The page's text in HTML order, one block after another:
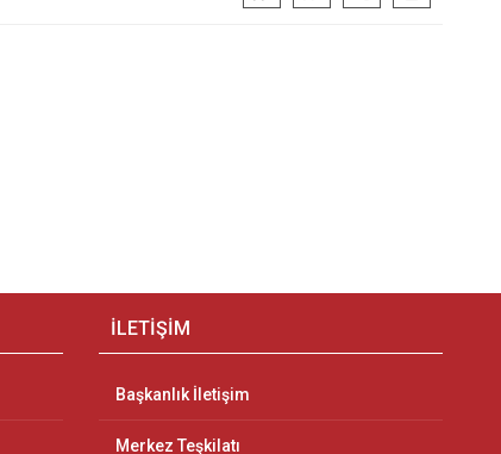
İLETİŞİM
Başkanlık İletişim
Merkez Teşkilatı